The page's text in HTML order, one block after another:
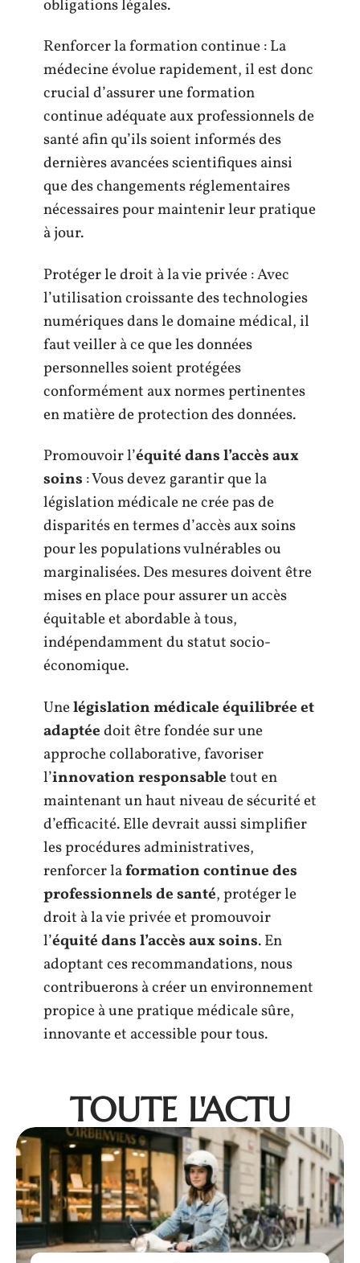
obligations légales.
Renforcer la formation continue : La
médecine évolue rapidement, il est donc
crucial d’assurer une formation
continue adéquate aux professionnels de
santé afin qu’ils soient informés des
dernières avancées scientifiques ainsi
que des changements réglementaires
nécessaires pour maintenir leur pratique
à jour.
Protéger le droit à la vie privée : Avec
l’utilisation croissante des technologies
numériques dans le domaine médical, il
faut veiller à ce que les données
personnelles soient protégées
conformément aux normes pertinentes
en matière de protection des données.
Promouvoir l’équité dans l’accès aux
soins : Vous devez garantir que la
législation médicale ne crée pas de
disparités en termes d’accès aux soins
pour les populations vulnérables ou
marginalisées. Des mesures doivent être
mises en place pour assurer un accès
équitable et abordable à tous,
indépendamment du statut socio-
économique.
Unelégislation médicale équilibrée et
adaptéedoit être fondée sur une
approche collaborative, favoriser
l’innovation responsabletout en
maintenant un haut niveau de sécurité et
d’efficacité. Elle devrait aussi simplifier
les procédures administratives,
renforcer laformation continue des
professionnels de santé, protéger le
droit à la vie privée et promouvoir
l’équité dans l’accès aux soins. En
adoptant ces recommandations, nous
contribuerons à créer un environnement
propice à une pratique médicale sûre,
innovante et accessible pour tous.
TOUTE L'ACTU